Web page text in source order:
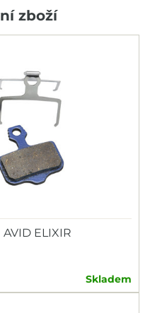
zboží
AVID ELIXIR
Skladem